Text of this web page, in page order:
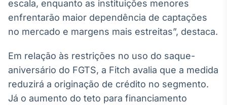
BroadFast
Em breve
escala, enquanto as instituições menores
enfrentarão maior dependência de captações
no mercado e margens mais estreitas”, destaca.
Em relação às restrições no uso do saque-
aniversário do FGTS, a Fitch avalia que a medida
reduzirá a originação de crédito no segmento.
Já o aumento do teto para financiamento